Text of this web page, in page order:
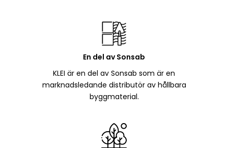
En del av Sonsab
KLEI är en del av Sonsab som är en
marknadsledande distributör av hållbara
byggmaterial.